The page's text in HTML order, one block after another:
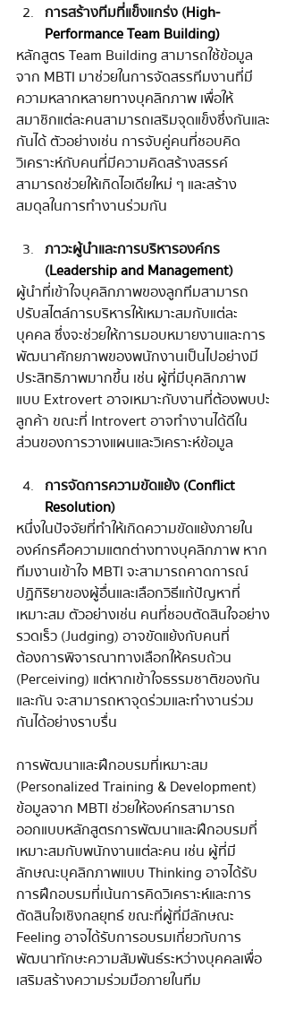
การสร้างทีมที่แข็งแกร่ง (High-
Performance Team Building)
หลักสูตร Team Building สามารถใช้ข้อมูล
จาก MBTI มาช่วยในการจัดสรรทีมงานที่มี
ความหลากหลายทางบุคลิกภาพ เพื่อให้
สมาชิกแต่ละคนสามารถเสริมจุดแข็งซึ่งกันและ
กันได้ ตัวอย่างเช่น การจับคู่คนที่ชอบคิด
วิเคราะห์กับคนที่มีความคิดสร้างสรรค์
สามารถช่วยให้เกิดไอเดียใหม่ ๆ และสร้าง
สมดุลในการทำงานร่วมกัน
ภาวะผู้นำและการบริหารองค์กร
(Leadership and Management)
ผู้นำที่เข้าใจบุคลิกภาพของลูกทีมสามารถ
ปรับสไตล์การบริหารให้เหมาะสมกับแต่ละ
บุคคล ซึ่งจะช่วยให้การมอบหมายงานและการ
พัฒนาศักยภาพของพนักงานเป็นไปอย่างมี
ประสิทธิภาพมากขึ้น เช่น ผู้ที่มีบุคลิกภาพ
แบบ Extrovert อาจเหมาะกับงานที่ต้องพบปะ
ลูกค้า ขณะที่ Introvert อาจทำงานได้ดีใน
ส่วนของการวางแผนและวิเคราะห์ข้อมูล
การจัดการความขัดแย้ง (Conflict
Resolution)
หนึ่งในปัจจัยที่ทำให้เกิดความขัดแย้งภายใน
องค์กรคือความแตกต่างทางบุคลิกภาพ หาก
ทีมงานเข้าใจ MBTI จะสามารถคาดการณ์
ปฏิกิริยาของผู้อื่นและเลือกวิธีแก้ปัญหาที่
เหมาะสม ตัวอย่างเช่น คนที่ชอบตัดสินใจอย่าง
รวดเร็ว (Judging) อาจขัดแย้งกับคนที่
ต้องการพิจารณาทางเลือกให้ครบถ้วน
(Perceiving) แต่หากเข้าใจธรรมชาติของกัน
และกัน จะสามารถหาจุดร่วมและทำงานร่วม
กันได้อย่างราบรื่น
การพัฒนาและฝึกอบรมที่เหมาะสม
(Personalized Training & Development)
ข้อมูลจาก MBTI ช่วยให้องค์กรสามารถ
ออกแบบหลักสูตรการพัฒนาและฝึกอบรมที่
เหมาะสมกับพนักงานแต่ละคน เช่น ผู้ที่มี
ลักษณะบุคลิกภาพแบบ Thinking อาจได้รับ
การฝึกอบรมที่เน้นการคิดวิเคราะห์และการ
ตัดสินใจเชิงกลยุทธ์ ขณะที่ผู้ที่มีลักษณะ
Feeling อาจได้รับการอบรมเกี่ยวกับการ
พัฒนาทักษะความสัมพันธ์ระหว่างบุคคลเพื่อ
เสริมสร้างความร่วมมือภายในทีม